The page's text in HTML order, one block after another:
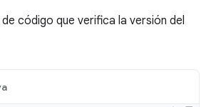
código que verifica la versión del